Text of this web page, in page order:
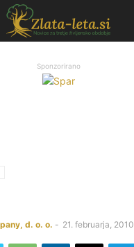
Sponzorirano
d. o. o. - 21. februarja, 2010